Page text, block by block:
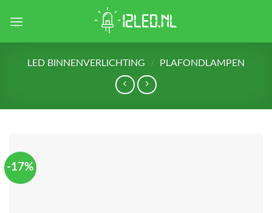
LED BINNENVERLICHTING / PLAFONDLAMPEN
-17%